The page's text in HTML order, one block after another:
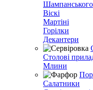
Шампанського
Віскі
Мартіні
Горілки
Декантери
Столові
Млини
Салатники